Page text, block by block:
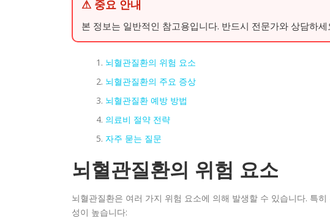
⚠ 중요 안내
본 정보는 일반적인 참고용입니다. 반드시 전문가와 상담하세
뇌혈관질환의 위험 요소
뇌혈관질환의 주요 증상
뇌혈관질환 예방 방법
의료비 절약 전략
자주 묻는 질문
뇌혈관질환의 위험 요소
뇌혈관질환은 여러 가지 위험 요소에 의해 발생할 수 있습니다. 특
성이 높습니다: